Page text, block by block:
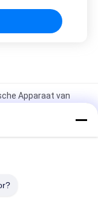
Apparaat van
voor het